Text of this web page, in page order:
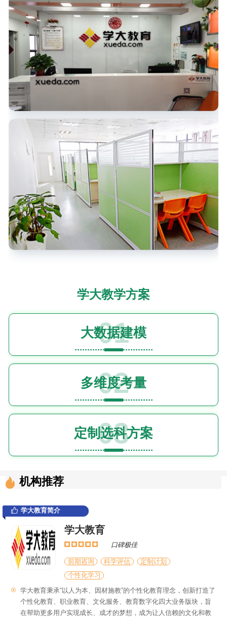
学大教学方案
大数据建模
01
多维度考量
02
定制选科方案
03
机构推荐
学大教育简介
学大教育
口碑极佳
前期咨询 科学评估
定制计划
个性化学习
学大教育秉承“以人为本、因材施教”的个性化教育理念，创新打造了
个性化教育、职业教育、文化服务、教育数字化四大业务版块，旨
在帮助更多用户实现成长、成才的梦想，成为让人信赖的文化和教